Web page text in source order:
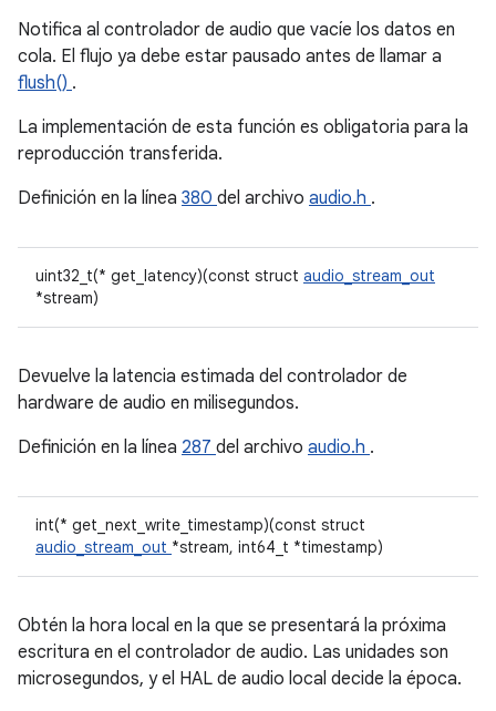
Notifica al controlador de audio que vacíe los datos en
cola. El flujo ya debe estar pausado antes de llamar a
flush() .
La implementación de esta función es obligatoria para la
reproducción transferida.
Definición en la línea 380 del archivo audio.h .
uint32_t(* get_latency)(const struct audio_stream_out
*stream)
Devuelve la latencia estimada del controlador de
hardware de audio en milisegundos.
Definición en la línea 287 del archivo audio.h .
int(* get_next_write_timestamp)(const struct
audio_stream_out *stream, int64_t *timestamp)
Obtén la hora local en la que se presentará la próxima
escritura en el controlador de audio. Las unidades son
microsegundos, y el HAL de audio local decide la época.